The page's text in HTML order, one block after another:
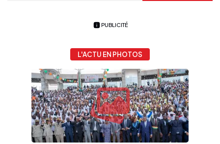
PUBLICITÉ
L'ACTU EN PHOTOS